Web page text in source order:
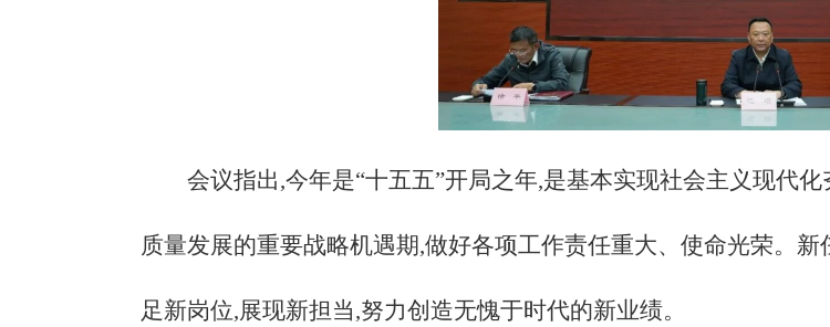
会议指出,今年是“十五五”开局之年,是基本实现社会主义现代
质量发展的重要战略机遇期,做好各项工作责任重大、使命光荣。
足新岗位,展现新担当,努力创造无愧于时代的新业绩。